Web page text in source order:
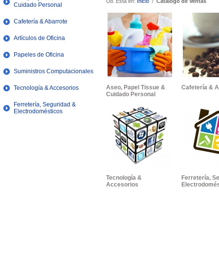
Cuidado Personal
Cafetería & Abarrote
Artículos de Oficina
Papeles de Oficina
Suministros Computacionales
Tecnología & Accesorios
Ferretería, Seguridad &
Electrodomésticos
Aseo, Papel Tissue &
Cuidado Personal
Cafetería &
Tecnología &
Accesorios
Ferretería,